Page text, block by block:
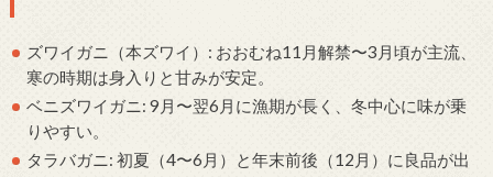
ズワイガニ（本ズワイ）: おおむね11月解禁〜3月頃が主流、
寒の時期は身入りと甘みが安定。
ベニズワイガニ: 9月〜翌6月に漁期が長く、冬中心に味が乗
りやすい。
タラバガニ: 初夏（4〜6月）と年末前後（12月）に良品が出